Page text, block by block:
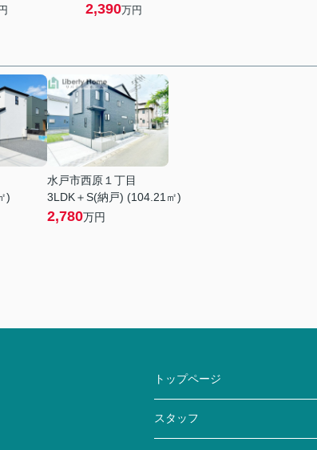
2,390万円
)
水戸市西原１丁目
3LDK＋S(納戸) (104.21㎡)
2,780万円
トップページ
スタッフ